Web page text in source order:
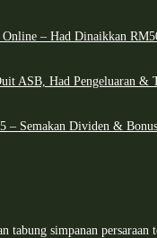
Online – Had Dinaikkan
ASB, Had Pengeluaran &
– Semakan Dividen &
tabung simpanan persaraan